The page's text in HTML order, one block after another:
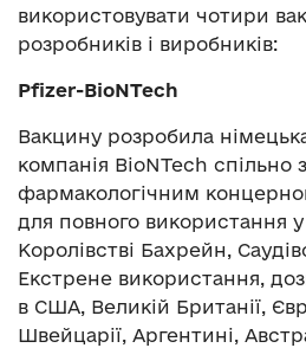
використовувати чотири
розробників і виробників:
Pfizer-BioNTech
Вакцину розробила
компанія BioNTech спільно
фармакологічним
для повного використання
Королівстві Бахрейн,
Екстрене використання,
в США, Великій Британії,
Швейцарії, Аргентині,